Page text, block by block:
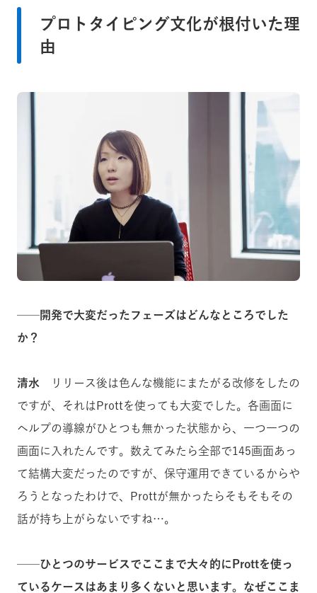
プロトタイピング文化が根付いた理
由
──開発で大変だったフェーズはどんなところでした
か？
清水 リリース後は色んな機能にまたがる改修をしたの
ですが、それはProttを使っても大変でした。各画面に
ヘルプの導線がひとつも無かった状態から、一つ一つの
画面に入れたんです。数えてみたら全部で145画面あっ
て結構大変だったのですが、保守運用できているからや
ろうとなったわけで、Prottが無かったらそもそもその
話が持ち上がらないですね…。
──ひとつのサービスでここまで大々的にProttを使っ
ているケースはあまり多くないと思います。なぜここま